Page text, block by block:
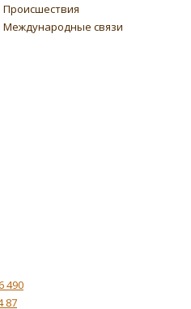
Происшествия
Международные связи
490
87